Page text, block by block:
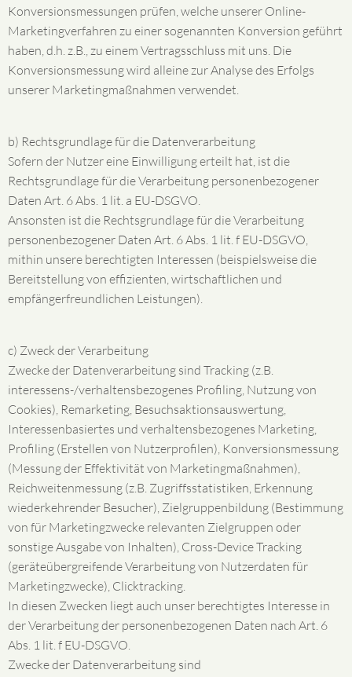
Konversionsmessungen prüfen, welche unserer Online-
Marketingverfahren zu einer sogenannten Konversion geführt
haben, d.h. z.B., zu einem Vertragsschluss mit uns. Die
Konversionsmessung wird alleine zur Analyse des Erfolgs
unserer Marketingmaßnahmen verwendet.
b) Rechtsgrundlage für die Datenverarbeitung
Sofern der Nutzer eine Einwilligung erteilt hat, ist die
Rechtsgrundlage für die Verarbeitung personenbezogener
Daten Art. 6 Abs. 1 lit. a EU-DSGVO.
Ansonsten ist die Rechtsgrundlage für die Verarbeitung
personenbezogener Daten Art. 6 Abs. 1 lit. f EU-DSGVO,
mithin unsere berechtigten Interessen (beispielsweise die
Bereitstellung von effizienten, wirtschaftlichen und
empfängerfreundlichen Leistungen).
c) Zweck der Verarbeitung
Zwecke der Datenverarbeitung sind Tracking (z.B.
interessens-/verhaltensbezogenes Profiling, Nutzung von
Cookies), Remarketing, Besuchsaktionsauswertung,
Interessenbasiertes und verhaltensbezogenes Marketing,
Profiling (Erstellen von Nutzerprofilen), Konversionsmessung
(Messung der Effektivität von Marketingmaßnahmen),
Reichweitenmessung (z.B. Zugriffsstatistiken, Erkennung
wiederkehrender Besucher), Zielgruppenbildung (Bestimmung
von für Marketingzwecke relevanten Zielgruppen oder
sonstige Ausgabe von Inhalten), Cross-Device Tracking
(geräteübergreifende Verarbeitung von Nutzerdaten für
Marketingzwecke), Clicktracking.
In diesen Zwecken liegt auch unser berechtigtes Interesse in
der Verarbeitung der personenbezogenen Daten nach Art. 6
Abs. 1 lit. f EU-DSGVO.
Zwecke der Datenverarbeitung sind